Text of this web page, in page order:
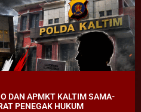
DAN APMKT KALTIM SAMA-
PENEGAK HUKUM